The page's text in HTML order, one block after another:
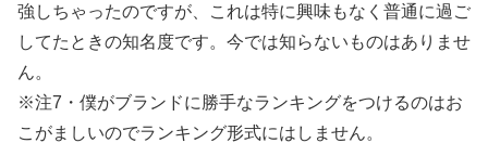
強しちゃったのですが、これは特に興味もなく普通に過ご
してたときの知名度です。今では知らないものはありませ
ん。
※注7・僕がブランドに勝手なランキングをつけるのはお
こがましいのでランキング形式にはしません。